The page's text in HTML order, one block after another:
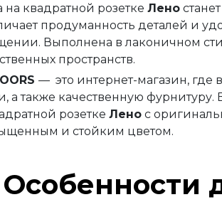
на квадратной розетке Лено
продуманность деталей и
Выполнена в лаконичном
пространств.
— это интернет-магазин,
а также качественную
розетке Лено с
и стойким цветом.
Особенности